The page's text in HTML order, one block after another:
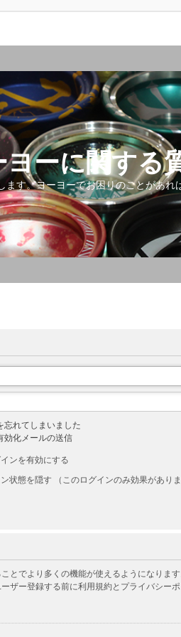
ーに関する
す。ヨーヨーでお困りのことがあ
忘れてしまいました
効化メールの送信
ンを有効にする
状態を隠す （このログインのみ効果がありま
とでより多くの機能が使えるようになり
ー登録する前に利用規約とプライバシー